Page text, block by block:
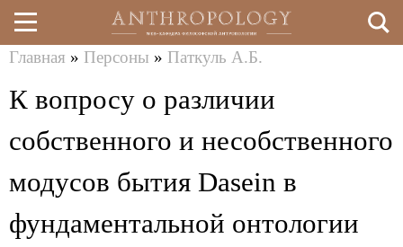
Перейти
к
здесь
Главная » Персоны » Паткуль А.Б.
К вопросу о различии
собственного и несобственного
модусов бытия Dasein в
фундаментальной онтологии